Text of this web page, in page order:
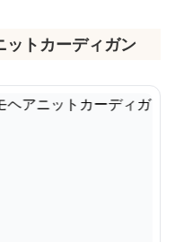
ットカーディガン